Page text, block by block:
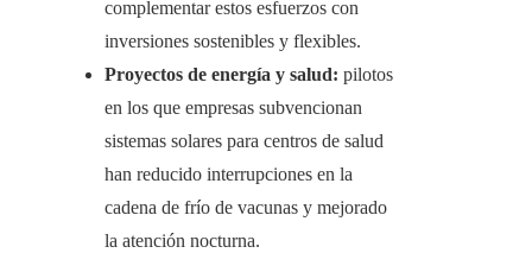
complementar estos esfuerzos con
inversiones sostenibles y flexibles.
Proyectos de energía y salud: pilotos
en los que empresas subvencionan
sistemas solares para centros de salud
han reducido interrupciones en la
cadena de frío de vacunas y mejorado
la atención nocturna.